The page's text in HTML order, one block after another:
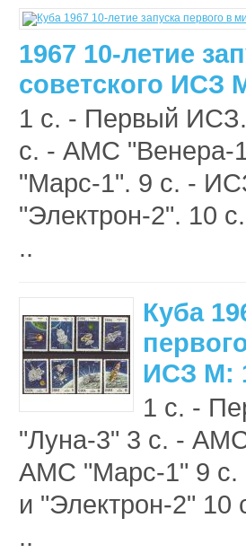
1967 10-летие
советского ИСЗ
1 с. - Первый
с. - АМС "Венера-
"Марс-1". 9 с. -
"Электрон-2". 10
..
Куба
ИСЗ М:
1 с. -
"Луна-3" 3 с. -
АМС "Марс-1" 9 с.
и "Электрон-2"
..